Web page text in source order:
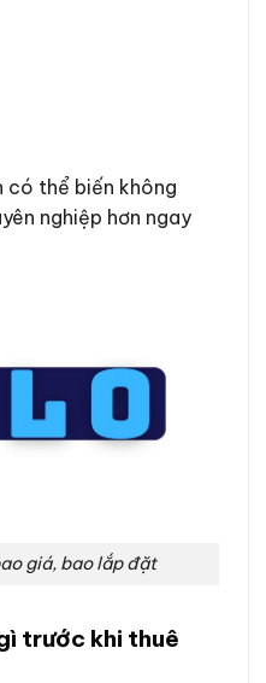
thể biến không
nghiệp hơn ngay
giá, bao lắp đặt
trước khi thuê